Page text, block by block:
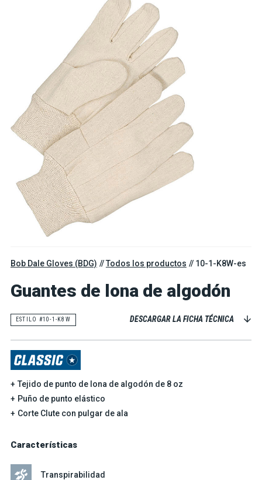
Bob Dale Gloves (BDG) Todos los productos 10-1-K8W-es
Guantes de lona de algodón
ESTILO #10-1-K8W DESCARGAR LA FICHA TÉCNICA
Tejido de punto de lona de algodón de 8 oz
Puño de punto elástico
Corte Clute con pulgar de ala
Características
Transpirabilidad